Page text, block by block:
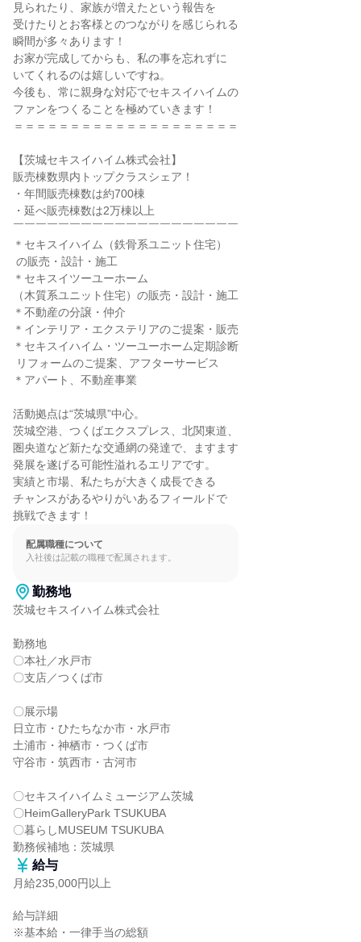
見られたり、家族が増えたという報告を
受けたりとお客様とのつながりを感じられる
瞬間が多々あります！
お家が完成してからも、私の事を忘れずに
いてくれるのは嬉しいですね。
今後も、常に親身な対応でセキスイハイムの
ファンをつくることを極めていきます！
＝＝＝＝＝＝＝＝＝＝＝＝＝＝＝＝＝＝＝＝
【茨城セキスイハイム株式会社】
販売棟数県内トップクラスシェア！
・年間販売棟数は約700棟
・延べ販売棟数は2万棟以上
￣￣￣￣￣￣￣￣￣￣￣￣￣￣￣￣￣￣￣￣
＊セキスイハイム（鉄骨系ユニット住宅）
＊セキスイツーユーホーム
（木質系ユニット住宅）の販売・設計・施工
＊不動産の分譲・仲介
＊インテリア・エクステリアのご提案・販売
＊セキスイハイム・ツーユーホーム定期診断
＊アパート、不動産事業
活動拠点は“茨城県”中心。
茨城空港、つくばエクスプレス、北関東道、
圏央道など新たな交通網の発達で、ますます
発展を遂げる可能性溢れるエリアです。
実績と市場、私たちが大きく成長できる
チャンスがあるやりがいあるフィールドで
挑戦できます！
配属職種について
入社後は記載の職種で配属されます。
勤務地
茨城セキスイハイム株式会社
勤務地
〇本社／水戸市
〇支店／つくば市
〇展示場
日立市・ひたちなか市・水戸市
土浦市・神栖市・つくば市
守谷市・筑西市・古河市
〇セキスイハイムミュージアム茨城
〇HeimGalleryPark TSUKUBA
〇暮らしMUSEUM TSUKUBA
勤務候補地：茨城県
給与
月給235,000円以上
給与詳細
※基本給・一律手当の総額